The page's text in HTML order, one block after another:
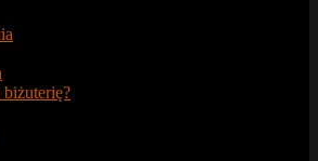
biżuterię?